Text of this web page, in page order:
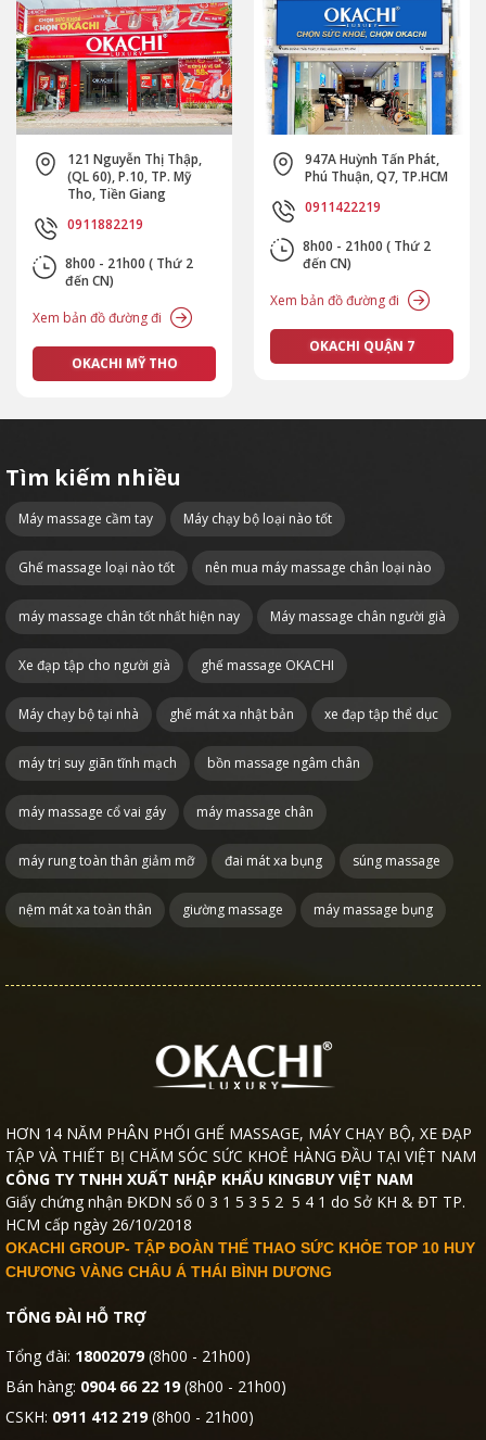
121 Nguyễn Thị Thập,
(QL 60), P.10, TP. Mỹ
Tho, Tiền Giang
0911882219
8h00 - 21h00 ( Thứ 2
đến CN)
Xem bản đồ đường đi
OKACHI MỸ THO
947A Huỳnh Tấn Phát,
Phú Thuận, Q7, TP.HCM
0911422219
8h00 - 21h00 ( Thứ 2
đến CN)
Xem bản đồ đường đi
OKACHI QUẬN 7
Tìm kiếm nhiều
Máy massage cầm tay Máy chạy bộ loại nào tốt
Ghế massage loại nào tốt nên mua máy massage chân loại nào
máy massage chân tốt nhất hiện nay Máy massage chân người già
Xe đạp tập cho người già ghế massage OKACHI
Máy chạy bộ tại nhà ghế mát xa nhật bản xe đạp tập thể dục
máy trị suy giãn tĩnh mạch bồn massage ngâm chân
máy massage cổ vai gáy máy massage chân
máy rung toàn thân giảm mỡ đai mát xa bụng súng massage
nệm mát xa toàn thân giường massage máy massage bụng
HƠN 14 NĂM PHÂN PHỐI GHẾ MASSAGE, MÁY CHẠY BỘ, XE ĐẠP
TẬP VÀ THIẾT BỊ CHĂM SÓC SỨC KHOẺ HÀNG ĐẦU TẠI VIỆT NAM
CÔNG TY TNHH XUẤT NHẬP KHẨU KINGBUY VIỆT NAM
Giấy chứng nhận ĐKDN số 0 3 1 5 3 5 2 5 4 1 do Sở KH & ĐT TP.
HCM cấp ngày 26/10/2018
OKACHI GROUP- TẬP ĐOÀN THỂ THAO SỨC KHỎE TOP 10 HUY
CHƯƠNG VÀNG CHÂU Á THÁI BÌNH DƯƠNG
TỔNG ĐÀI HỖ TRỢ
Tổng đài: 18002079(8h00 - 21h00)
Bán hàng: 0904 66 22 19(8h00 - 21h00)
CSKH: 0911 412 219(8h00 - 21h00)